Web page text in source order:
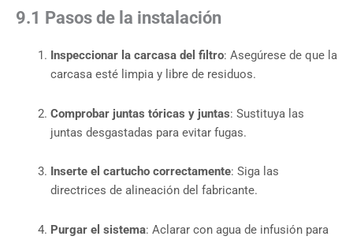
9.1 Pasos de la instalación
Inspeccionar la carcasa del filtro: Asegúrese de que la
carcasa esté limpia y libre de residuos.
Comprobar juntas tóricas y juntas: Sustituya las
juntas desgastadas para evitar fugas.
Inserte el cartucho correctamente: Siga las
directrices de alineación del fabricante.
Purgar el sistema: Aclarar con agua de infusión para